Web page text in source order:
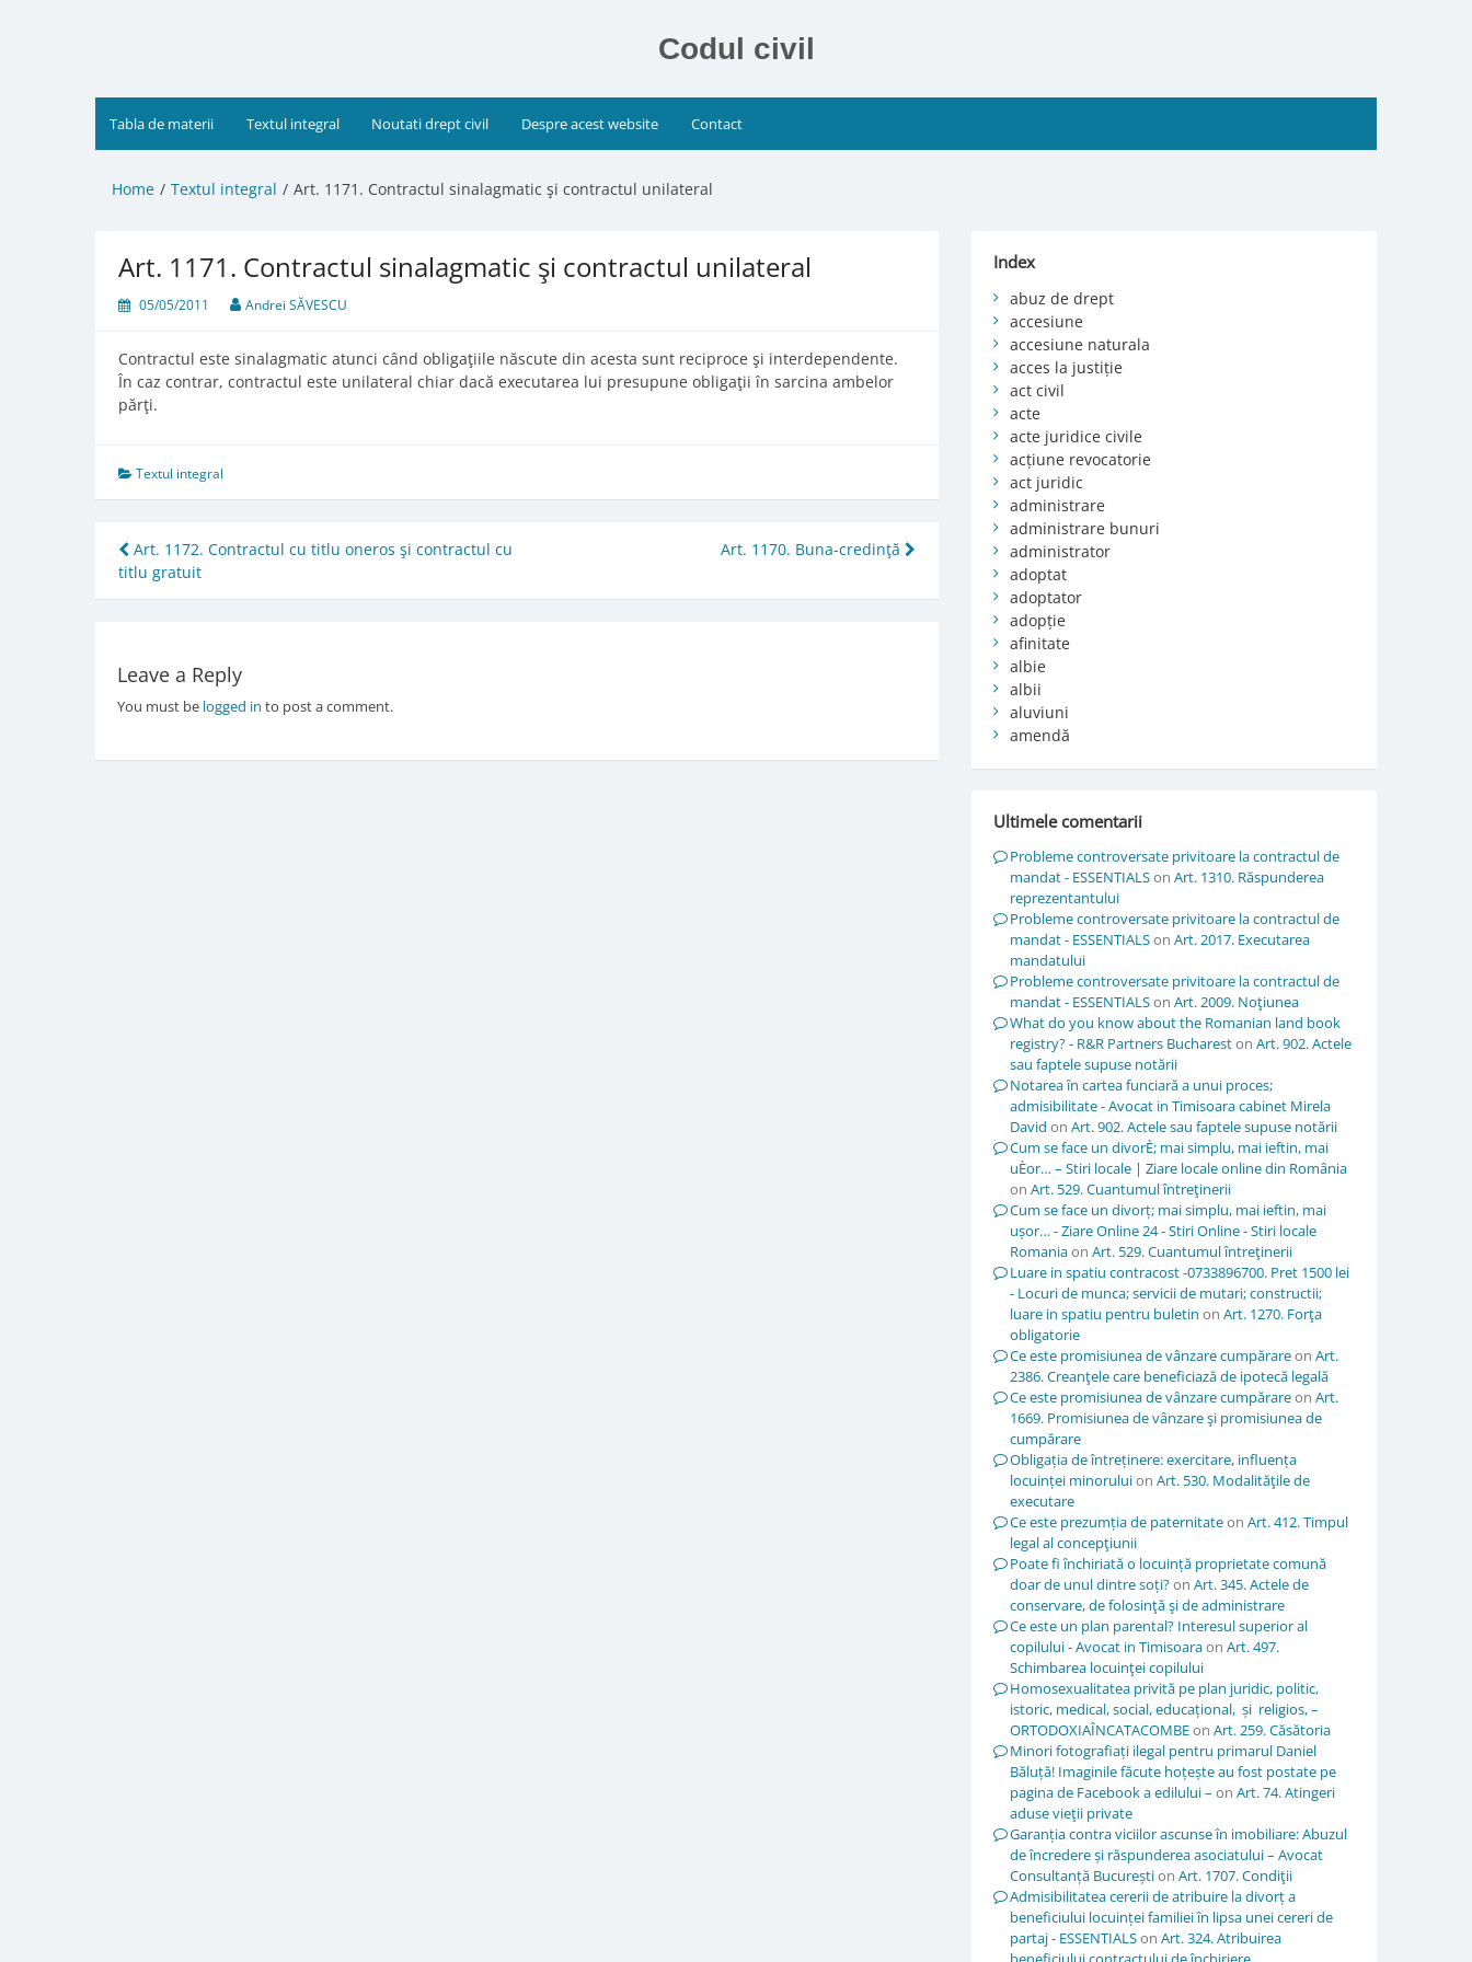
Codul civil
Tabla de materii Textul integral Noutati drept civil Despre acest website Contact
Home Textul integral Art. 1171. Contractul sinalagmatic şi contractul unilateral
Art. 1171. Contractul sinalagmatic şi contractul unilateral
05/05/2011 Andrei SĂVESCU
Contractul este sinalagmatic atunci când obligaţiile născute din acesta sunt reciproce şi interdependente.
În caz contrar, contractul este unilateral chiar dacă executarea lui presupune obligaţii în sarcina ambelor
părţi.
Textul integral
Post
navigation
Art. 1172. Contractul cu titlu oneros şi contractul cu
titlu gratuit
Art. 1170. Buna-credinţă
Leave a Reply
You must be logged in to post a comment.
Index
abuz de drept
accesiune
accesiune naturala
acces la justiție
act civil
acte
acte juridice civile
acțiune revocatorie
act juridic
administrare
administrare bunuri
administrator
adoptat
adoptator
adopție
afinitate
albie
albii
aluviuni
amendă
Ultimele comentarii
Probleme controversate privitoare la contractul de
mandat - ESSENTIALSon Art. 1310. Răspunderea
reprezentantului
Probleme controversate privitoare la contractul de
mandat - ESSENTIALSon Art. 2017. Executarea
mandatului
Probleme controversate privitoare la contractul de
mandat - ESSENTIALSon Art. 2009. Noţiunea
What do you know about the Romanian land book
registry? - R&R Partners Buchareston Art. 902. Actele
sau faptele supuse notării
Notarea în cartea funciară a unui proces;
admisibilitate - Avocat in Timisoara cabinet Mirela
David on Art. 902. Actele sau faptele supuse notării
Cum se face un divorÈ; mai simplu, mai ieftin, mai
uÈor… – Stiri locale | Ziare locale online din România
on Art. 529. Cuantumul întreţinerii
Cum se face un divorț; mai simplu, mai ieftin, mai
ușor… - Ziare Online 24 - Stiri Online - Stiri locale
Romaniaon Art. 529. Cuantumul întreţinerii
Luare in spatiu contracost -0733896700. Pret 1500 lei
- Locuri de munca; servicii de mutari; constructii;
luare in spatiu pentru buletin on Art. 1270. Forţa
obligatorie
Ce este promisiunea de vânzare cumpărareon Art.
2386. Creanţele care beneficiază de ipotecă legală
Ce este promisiunea de vânzare cumpărareon Art.
1669. Promisiunea de vânzare şi promisiunea de
cumpărare
Obligația de întreținere: exercitare, influența
locuinței minoruluion Art. 530. Modalităţile de
executare
Ce este prezumția de paternitateon Art. 412. Timpul
legal al concepţiunii
Poate fi închiriată o locuință proprietate comună
doar de unul dintre soți?on Art. 345. Actele de
conservare, de folosinţă şi de administrare
Ce este un plan parental? Interesul superior al
copilului - Avocat in Timisoaraon Art. 497.
Schimbarea locuinţei copilului
Homosexualitatea privită pe plan juridic, politic,
istoric, medical, social, educațional, și religios, –
ORTODOXIAÎNCATACOMBEon Art. 259. Căsătoria
Minori fotografiați ilegal pentru primarul Daniel
Băluță! Imaginile făcute hoțește au fost postate pe
pagina de Facebook a edilului – on Art. 74. Atingeri
aduse vieţii private
Garanția contra viciilor ascunse în imobiliare: Abuzul
de încredere și răspunderea asociatului – Avocat
Consultanță Bucureștion Art. 1707. Condiţii
Admisibilitatea cererii de atribuire la divorț a
beneficiului locuinței familiei în lipsa unei cereri de
partaj - ESSENTIALSon Art. 324. Atribuirea